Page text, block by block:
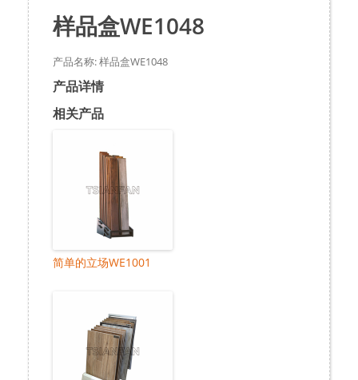
样品盒WE1048
产品名称: 样品盒WE1048
产品详情
相关产品
简单的立场WE1001